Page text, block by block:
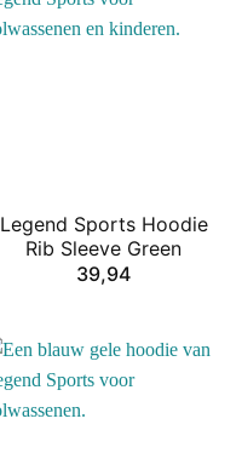
Legend Sports Hoodie
Rib Sleeve Green
39,94